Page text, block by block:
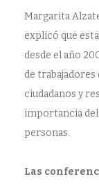
O
C
N
T
E
Margarita
explicó que
desde el año
de
ciudadanos y
importancia del
personas.
Las